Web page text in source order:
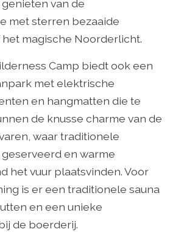
van de
met sterren bezaaide
magische Noorderlicht.
Camp biedt ook een
met elektrische
en hangmatten die te
de knusse charme van de
waar traditionele
en warme
het vuur plaatsvinden. Voor
is er een traditionele sauna
en een unieke
de boerderij.